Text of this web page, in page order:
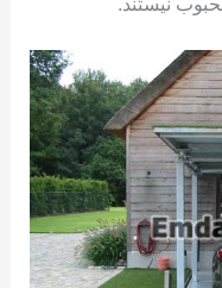
نیستند.